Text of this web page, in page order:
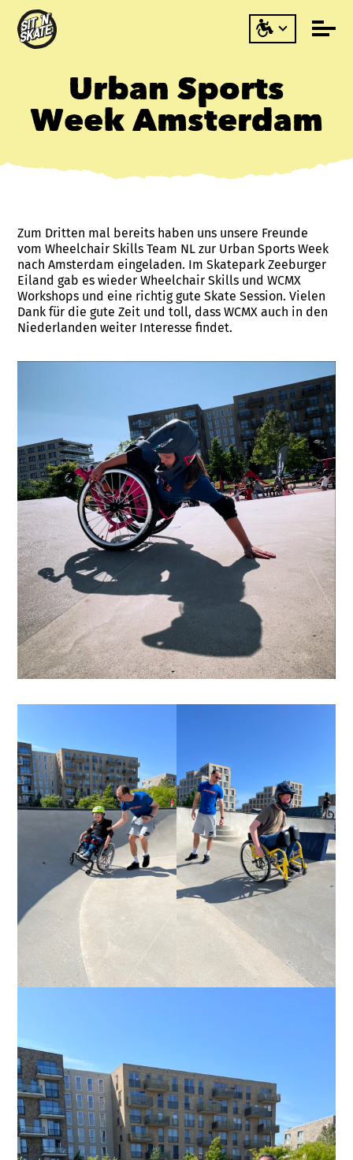
Urban Sports
Week Amsterdam
Zum Dritten mal bereits haben uns unsere Freunde
vom Wheelchair Skills Team NL zur Urban Sports Week
nach Amsterdam eingeladen. Im Skatepark Zeeburger
Eiland gab es wieder Wheelchair Skills und WCMX
Workshops und eine richtig gute Skate Session. Vielen
Dank für die gute Zeit und toll, dass WCMX auch in den
Niederlanden weiter Interesse findet.